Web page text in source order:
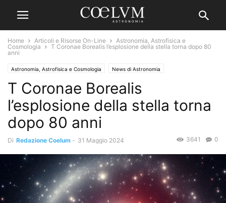
Home Articoli e Risorse On-Line
Astronomia, Astrofisica e
Cosmologia
T Coronae Borealis l’esplosione della stella torna dopo 80
anni
Astronomia, Astrofisica e Cosmologia News di Astronomia
T Coronae Borealis
l’esplosione della stella torna
dopo 80 anni
Di Redazione Coelum - 31 Maggio 2024 0
3641